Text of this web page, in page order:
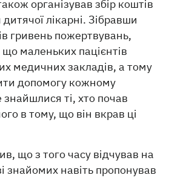
організував збір коштів
лікарні. Зібравши
гривень пожертвувань,
маленьких пацієнтів
медичних закладів, а тому
допомогу кожному
ті, хто почав
в тому, що він вкрав ці
що з того часу відчував на
знайомих навіть пропонував